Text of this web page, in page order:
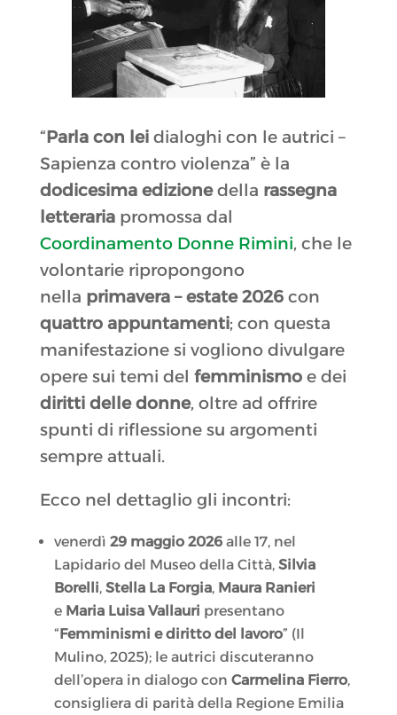
“Parla con leidialoghi con le autrici –
Sapienza contro violenza” è la
dodicesima edizionedella rassegna
letterariapromossa dal
Coordinamento Donne Rimini, che le
volontarie ripropongono
nella primavera – estate 2026 con
quattro appuntamenti; con questa
manifestazione si vogliono divulgare
opere sui temi del femminismoe dei
diritti delle donne, oltre ad offrire
spunti di riflessione su argomenti
sempre attuali.
Ecco nel dettaglio gli incontri:
venerdì 29 maggio 2026alle 17, nel
Lapidario del Museo della Città, Silvia
Borelli, Stella La Forgia, Maura Ranieri
e Maria Luisa Vallauri presentano
“Femminismi e diritto del lavoro” (Il
Mulino, 2025); le autrici discuteranno
dell’opera in dialogo con Carmelina Fierro,
consigliera di parità della Regione Emilia